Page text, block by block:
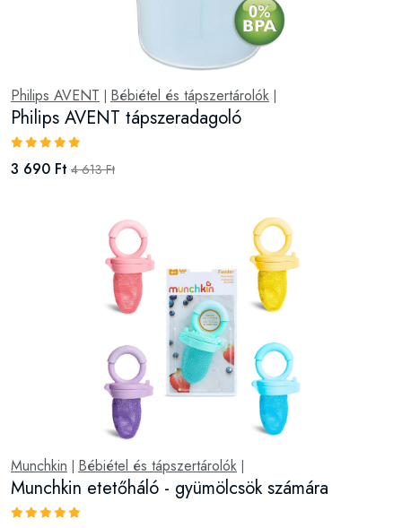
Philips AVENT Bébiétel és tápszertárolók
Philips AVENT tápszeradagoló
3 690 Ft 4 613 Ft
Munchkin Bébiétel és tápszertárolók
Munchkin etetőháló - gyümölcsök számára